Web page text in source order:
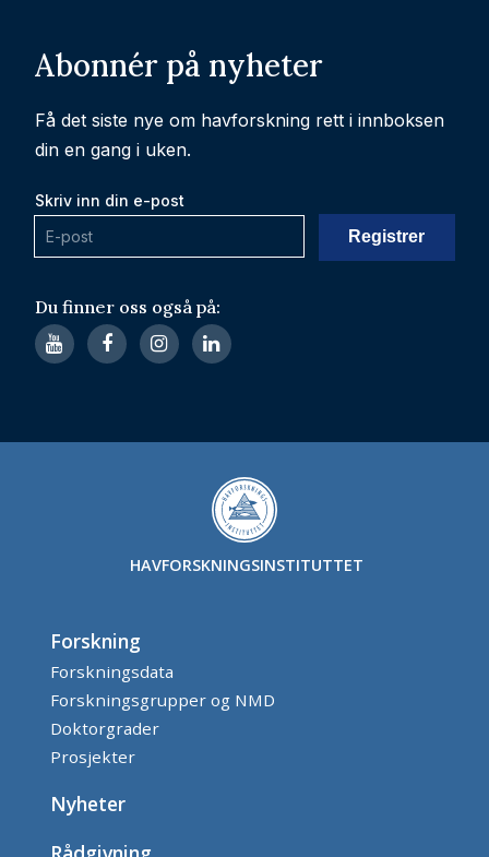
Du finner oss også på:
Abonnér på nyheter
Få det siste nye om havforskning rett i innboksen
din en gang i uken.
Skriv inn din e-post
HAVFORSKNINGSINSTITUTTET
Forskning
Forskningsdata
Forskningsgrupper og NMD
Doktorgrader
Prosjekter
Nyheter